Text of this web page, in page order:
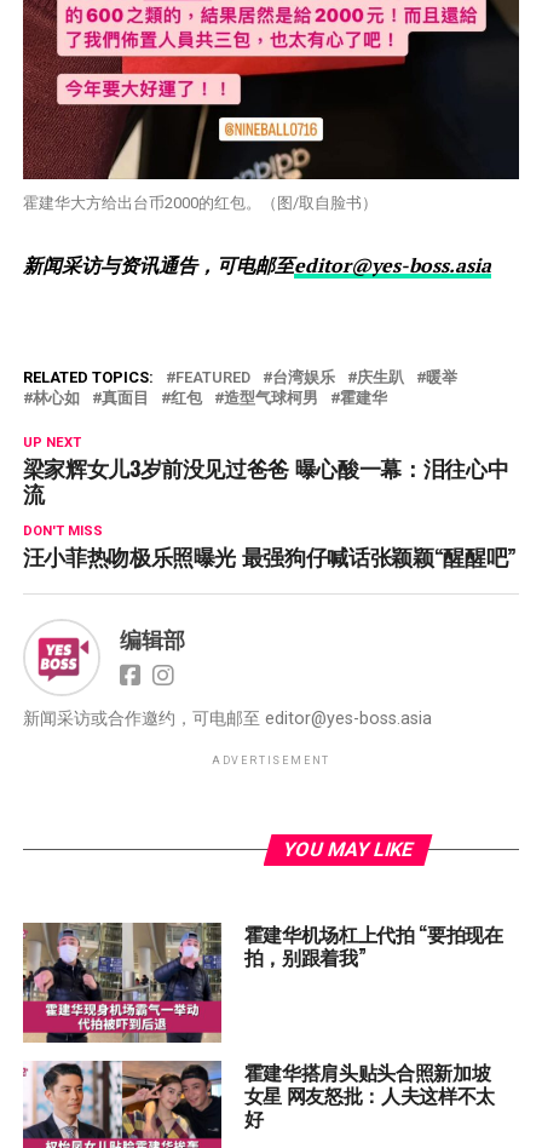
霍建华大方给出台币2000的红包。（图/取自脸书）
新闻采访与资讯通告，可电邮至editor@yes-boss.asia
RELATED TOPICS: FEATURED 台湾娱乐 庆生趴
暖举
林心如
真面目 红包 造型气球柯男 霍建华
UP NEXT
梁家辉女儿3岁前没见过爸爸 曝心酸一幕：泪往心中
流
DON'T MISS
汪小菲热吻极乐照曝光 最强狗仔喊话张颖颖“醒醒吧”
编辑部
新闻采访或合作邀约，可电邮至 editor@yes-boss.asia
ADVERTISEMENT
YOU MAY LIKE
霍建华机场杠上代拍 “要拍现在
拍，别跟着我”
霍建华搭肩头贴头合照新加坡
女星 网友怒批：人夫这样不太
好